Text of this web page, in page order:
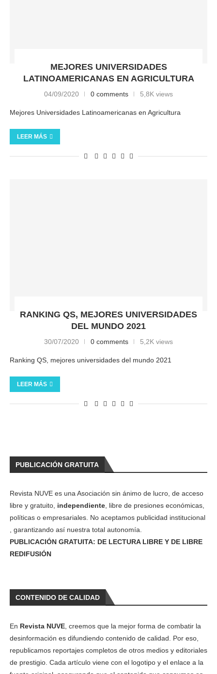
MEJORES UNIVERSIDADES
LATINOAMERICANAS EN AGRICULTURA
04/09/2020 0 comments 5,8K views
Mejores Universidades Latinoamericanas en Agricultura
LEER MÁS
RANKING QS, MEJORES UNIVERSIDADES
DEL MUNDO 2021
30/07/2020 0 comments 5,2K views
Ranking QS, mejores universidades del mundo 2021
LEER MÁS
PUBLICACIÓN GRATUITA
Revista NUVE es una Asociación sin ánimo de lucro, de acceso
libre y gratuito, independiente , libre de presiones económicas,
políticas o empresariales. No aceptamos publicidad institucional
, garantizando así nuestra total autonomía.
PUBLICACIÓN GRATUITA: DE LECTURA LIBRE Y DE LIBRE
REDIFUSIÓN
CONTENIDO DE CALIDAD
En Revista NUVE , creemos que la mejor forma de combatir la
desinformación es difundiendo contenido de calidad. Por eso,
republicamos reportajes completos de otros medios y editoriales
de prestigio. Cada artículo viene con el logotipo y el enlace a la